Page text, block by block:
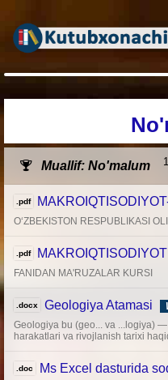
Muallif: No'malum
.pdf
O‘ZBEKISTON RESPUBLIKASI
.pdf MAKROIQTISODIYOT
FANIDAN MA'RUZALAR KURSI
.docx Geologiya Atamasi
Geologiya bu (geo... va ...logiya)
harakatlari va rivojlanish tarixi
.doc Ms Excel dasturida